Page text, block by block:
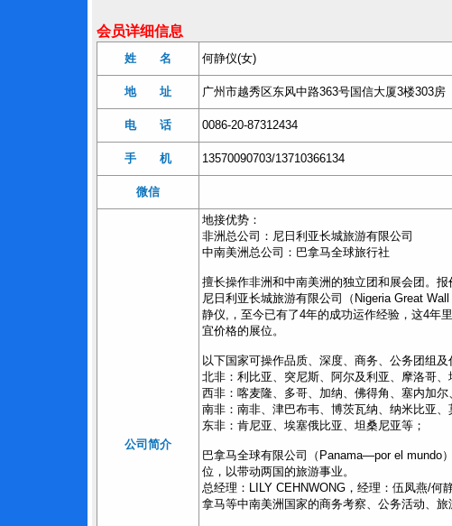
会员详细信息
姓 名 何静仪(女)
地 址 广州市越秀区东风中路363号国信大厦3楼303房
电 话 0086-20-87312434
手 机 13570090703/13710366134
微信
公司简介
地接优势：
非洲总公司：尼日利亚长城旅游有限公司
中南美洲总公司：巴拿马全球旅行社
擅长操作非洲和中南美洲的独立团和展会团。
尼日利亚长城旅游有限公司（Nigeria Great
静仪,，至今已有了4年的成功运作经验，这4年
宜价格的展位。
以下国家可操作品质、深度、商务、公务团组及
北非：利比亚、突尼斯、阿尔及利亚、摩洛哥、
西非：喀麦隆、多哥、加纳、佛得角、塞内加尔
南非：南非、津巴布韦、博茨瓦纳、纳米比亚、
东非：肯尼亚、埃塞俄比亚、坦桑尼亚等；
巴拿马全球有限公司（Panama—por el mundo
位，以带动两国的旅游事业。
总经理：LILY CEHNWONG，经理：伍凤燕/何
拿马等中南美洲国家的商务考察、公务活动、旅